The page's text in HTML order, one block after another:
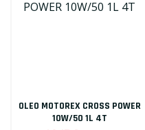
OLEO MOTOREX CROSS POWER
10W/50 1L 4T